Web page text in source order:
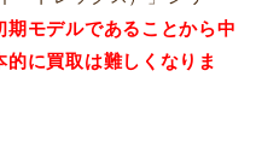
期モデルであることから中
に買取は難しくなりま